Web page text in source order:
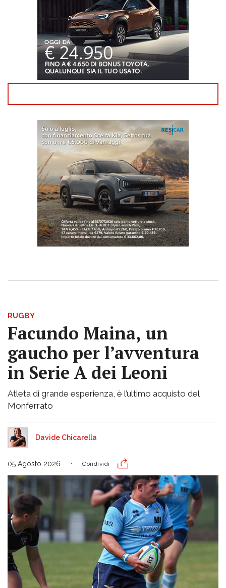
RUGBY
Facundo Maina, un
gaucho per l’avventura
in Serie A dei Leoni
Atleta di grande esperienza, è l’ultimo acquisto del
Monferrato
Davide Chicarella
05 Agosto 2026 Condividi